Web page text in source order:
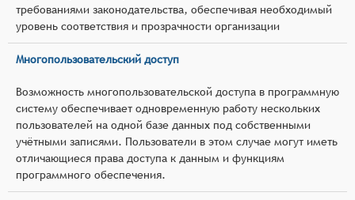
требованиями законодательства, обеспечивая необходимый
уровень соответствия и прозрачности организации
Многопользовательский доступ
Возможность многопользовательской доступа в программную
систему обеспечивает одновременную работу нескольких
пользователей на одной базе данных под собственными
учётными записями. Пользователи в этом случае могут иметь
отличающиеся права доступа к данным и функциям
программного обеспечения.